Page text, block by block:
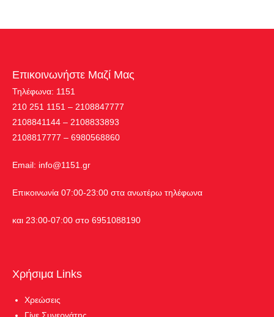
Επικοινωνήστε Μαζί Μας
Τηλέφωνα: 1151
210 251 1151 – 2108847777
2108841144 – 2108833893
2108817777 – 6980568860
Εmail: info@1151.gr
Επικοινωνία 07:00-23:00 στα ανωτέρω τηλέφωνα
και 23:00-07:00 στο 6951088190
Χρήσιμα Links
Χρεώσεις
Γίνε Συνεργάτης